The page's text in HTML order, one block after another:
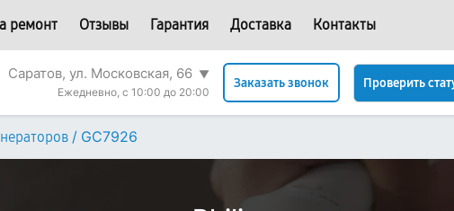
ремонт Отзывы Гарантия Доставка Контакты
Саратов, ул. Московская, 66 ▼
Ежедневно, с 10:00 до 20:00
Заказать звонок Проверить
/ GC7926